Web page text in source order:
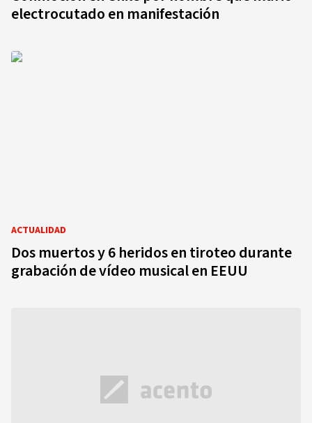
electrocutado en manifestación
ACTUALIDAD
Dos muertos y 6 heridos en tiroteo durante
grabación de vídeo musical en EEUU